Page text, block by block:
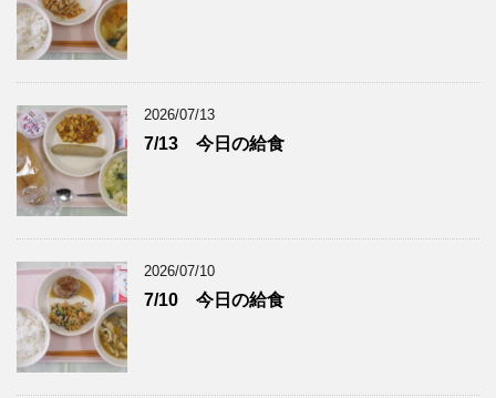
2026/07/13
7/13 今日の給食
2026/07/10
7/10 今日の給食